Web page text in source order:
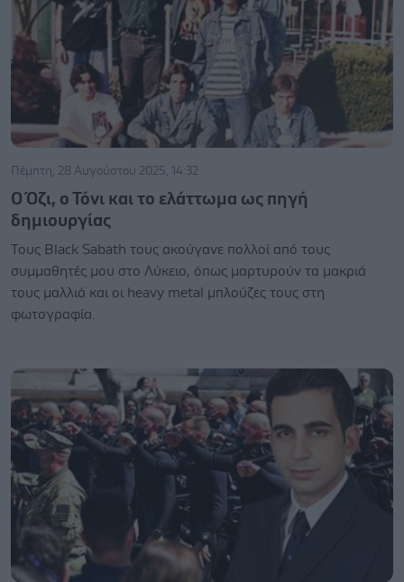
Πέμπτη, 28 Αυγούστου 2025, 14:32
Ο Όζι, ο Τόνι και το ελάττωμα ως πηγή
δημιουργίας
Τους Black Sabath τους ακούγανε πολλοί από τους
συμμαθητές μου στο Λύκειο, όπως μαρτυρούν τα μακριά
τους μαλλιά και οι heavy metal μπλούζες τους στη
φωτογραφία.